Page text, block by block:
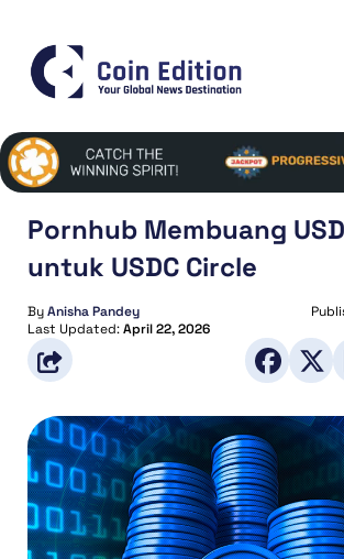
Pornhub Membuang
untuk USDC Circle
ByAnisha Pandey
Last Updated:April 22, 2026